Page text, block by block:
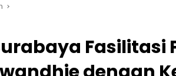
Fasilitasi